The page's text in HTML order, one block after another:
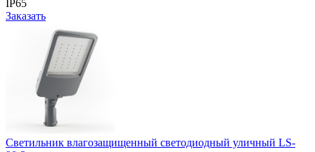
IP65
Заказать
Cветильник влагозащищенный светодиодный уличный LS-